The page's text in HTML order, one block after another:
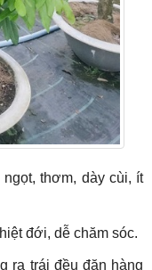
thơm, dày cùi, ít
đới, dễ chăm sóc.
ra trái đều đặn hàng